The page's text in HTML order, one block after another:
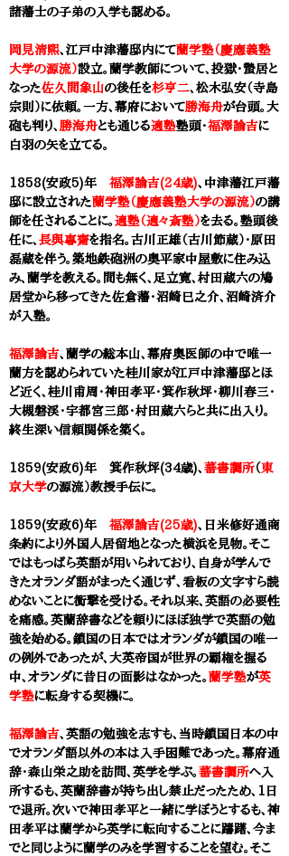
諸藩士の子弟の入学も認める。
岡見清熙、江戸中津藩邸内にて蘭学塾（慶應義塾
大学の源流）設立。蘭学教師について、投獄・蟄居と
なった佐久間象山の後任を杉亨二、松木弘安（寺島
宗則）に依頼。一方、幕府において勝海舟が台頭。大
砲も判り、 勝海舟とも通じる適塾塾頭・福澤諭吉に
白羽の矢を立てる。
1858(安政5)年 福澤諭吉(24歳)、 中津藩江戸藩
邸に設立された蘭学塾（慶應義塾大学の源流）の講
師を任されることに。 適塾（適々斎塾）を去る。塾頭後
任に、 長與專齋を指名。古川正雄（古川節蔵）・原田
磊蔵を伴う。築地鉄砲洲の奥平家中屋敷に住み込
み、蘭学を教える。間も無く、足立寛、村田蔵六の鳩
居堂から移ってきた佐倉藩・沼崎巳之介、沼崎済介
が入塾。
福澤諭吉、蘭学の総本山、幕府奥医師の中で唯一
蘭方を認められていた桂川家が江戸中津藩邸とほ
ど近く、桂川甫周・神田孝平・箕作秋坪・柳川春三・
大槻磐渓・宇都宮三郎・村田蔵六らと共に出入り。
終生深い信頼関係を築く。
1859(安政6)年 箕作秋坪(34歳)、 蕃書調所（東
京大学の源流）教授手伝に。
1859(安政6)年 福澤諭吉(25歳)、日米修好通商
条約により外国人居留地となった横浜を見物。そこ
ではもっぱら英語が用いられており、自身が学んで
きたオランダ語がまったく通じず、看板の文字すら読
めないことに衝撃を受ける。それ以来、英語の必要性
を痛感。英蘭辞書などを頼りにほぼ独学で英語の勉
強を始める。鎖国の日本ではオランダが鎖国の唯一
の例外であったが、大英帝国が世界の覇権を握る
中、オランダに昔日の面影はなかった。 蘭学塾が英
学塾に転身する契機に。
福澤諭吉、英語の勉強を志すも、当時鎖国日本の中
でオランダ語以外の本は入手困難であった。幕府通
辞・森山栄之助を訪問、英学を学ぶ。 蕃書調所へ入
所するも、英蘭辞書が持ち出し禁止だったため、1日
で退所。次いで神田孝平と一緒に学ぼうとするも、神
田孝平は蘭学から英学に転向することに躊躇、今ま
でと同じように蘭学のみを学習することを望む。そこ